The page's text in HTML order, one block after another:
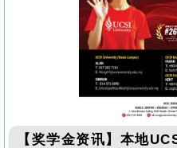
【奖学金资讯】本地